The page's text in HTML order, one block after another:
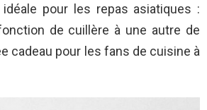
pour les repas asiatiques :
de cuillère à une autre de
cadeau pour les fans de cuisine à